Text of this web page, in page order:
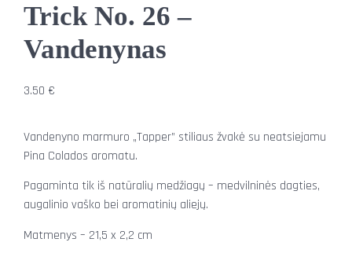
Trick No. 26 –
Vandenynas
3.50 €
Vandenyno marmuro „Tapper” stiliaus žvakė su neatsiejamu
Pina Colados aromatu.
Pagaminta tik iš natūralių medžiagų – medvilninės dagties,
augalinio vaško bei aromatinių aliejų.
Matmenys – 21,5 x 2,2 cm